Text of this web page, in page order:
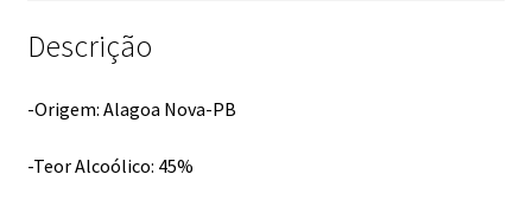
Descrição
-Origem: Alagoa Nova-PB
-Teor Alcoólico: 45%